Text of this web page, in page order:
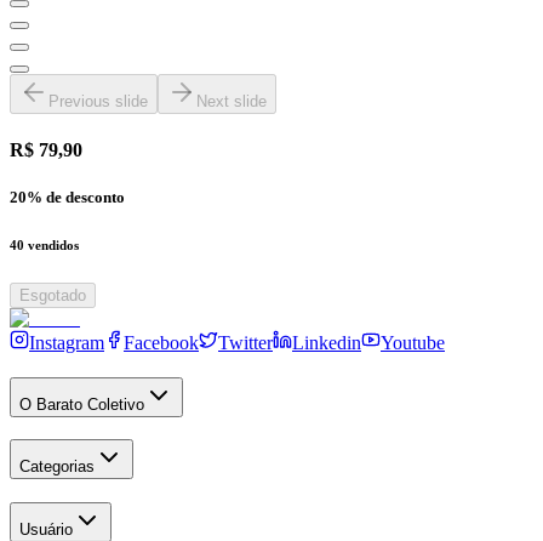
Previous slide Next slide
R$ 79,90
20% de desconto
40 vendidos
Esgotado
Instagram Facebook Twitter Linkedin Youtube
O Barato Coletivo
Categorias
Usuário